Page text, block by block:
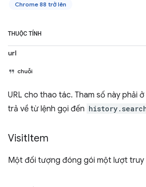
Chrome 88 trở lên
THUỘC TÍNH
url
chuỗi
URL cho thao tác. Tham số này phải
trả về từ lệnh gọi đến
VisitItem
Một đối tượng đóng gói một lượt truy